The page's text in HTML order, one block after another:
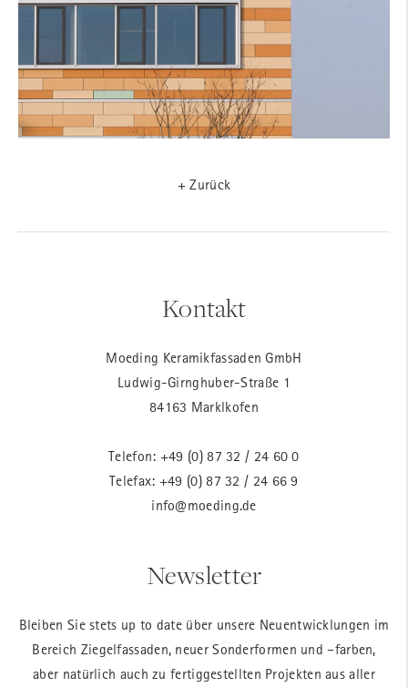
+ Zurück
Kontakt
Moeding Keramikfassaden GmbH
Ludwig-Girnghuber-Straße 1
84163 Marklkofen
Telefon: +49 (0) 87 32 / 24 60 0
Telefax: +49 (0) 87 32 / 24 66 9
info@moeding.de
Newsletter
Bleiben Sie stets up to date über unsere Neuentwicklungen im
Bereich Ziegelfassaden, neuer Sonderformen und –farben,
aber natürlich auch zu fertiggestellten Projekten aus aller